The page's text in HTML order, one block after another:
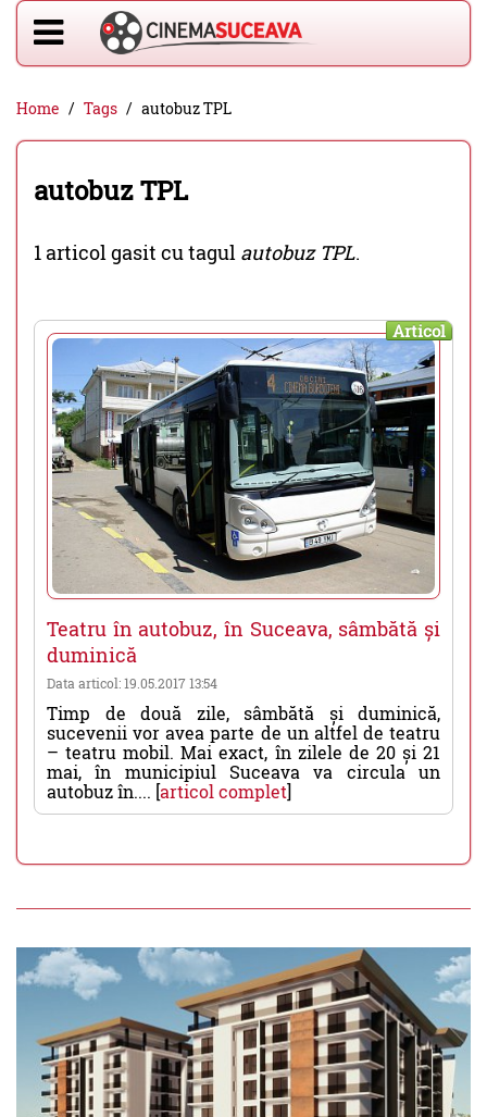
Home Tags autobuz TPL
autobuz TPL
1 articol gasit cu tagul autobuz TPL.
Articol
Teatru în autobuz, în Suceava, sâmbătă și
duminică
Data articol: 19.05.2017 13:54
Timp de două zile, sâmbătă și duminică,
sucevenii vor avea parte de un altfel de teatru
– teatru mobil. Mai exact, în zilele de 20 și 21
mai, în municipiul Suceava va circula un
autobuz în.... [articol complet]